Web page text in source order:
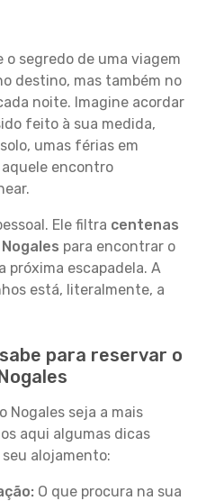
o segredo de uma viagem
destino, mas também no
noite. Imagine acordar
feito à sua medida,
umas férias em
encontro
Ele filtra centenas
para encontrar o
próxima escapadela. A
está, literalmente, a
para reservar o
Nogales seja a mais
aqui algumas dicas
alojamento:
O que procura na sua